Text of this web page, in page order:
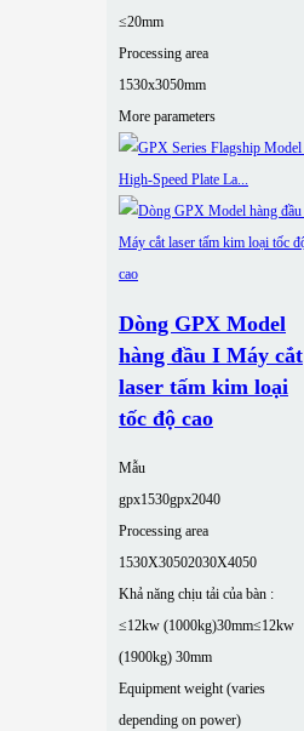
≤20mm
Processing area
1530x3050mm
More parameters
Dòng GPX Model
hàng đầu I Máy cắt
laser tấm kim loại
tốc độ cao
Mẫu
gpx1530gpx2040
Processing area
1530X30502030X4050
Khả năng chịu tải của bàn :
≤12kw (1000kg)30mm≤12kw
(1900kg) 30mm
Equipment weight (varies
depending on power)